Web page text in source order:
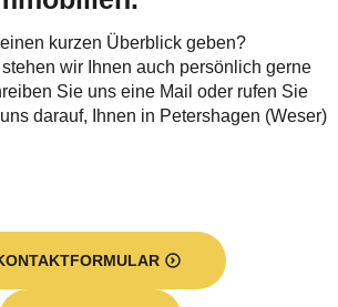
kurzen Überblick geben?
wir Ihnen auch persönlich gerne
Sie uns eine Mail oder rufen Sie
darauf, Ihnen in Petershagen (Weser)